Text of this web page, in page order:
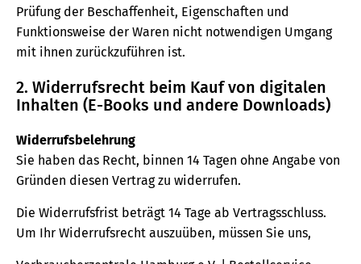
Prüfung der Beschaffenheit, Eigenschaften und
Funktionsweise der Waren nicht notwendigen Umgang
mit ihnen zurückzuführen ist.
2. Widerrufsrecht beim Kauf von digitalen
Inhalten (E-Books und andere Downloads)
Widerrufsbelehrung
Sie haben das Recht, binnen 14 Tagen ohne Angabe von
Gründen diesen Vertrag zu widerrufen.
Die Widerrufsfrist beträgt 14 Tage ab Vertragsschluss.
Um Ihr Widerrufsrecht auszuüben, müssen Sie uns,